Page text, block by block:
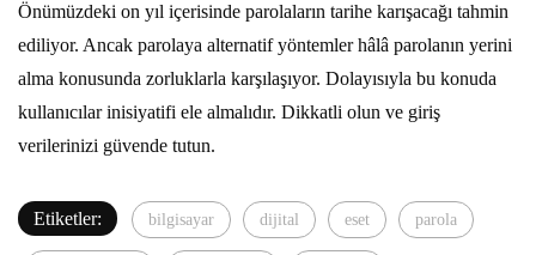
Önümüzdeki on yıl içerisinde parolaların tarihe karışacağı tahmin
ediliyor. Ancak parolaya alternatif yöntemler hâlâ parolanın yerini
alma konusunda zorluklarla karşılaşıyor. Dolayısıyla bu konuda
kullanıcılar inisiyatifi ele almalıdır. Dikkatli olun ve giriş
verilerinizi güvende tutun.
Etiketler: bilgisayar dijital eset parola